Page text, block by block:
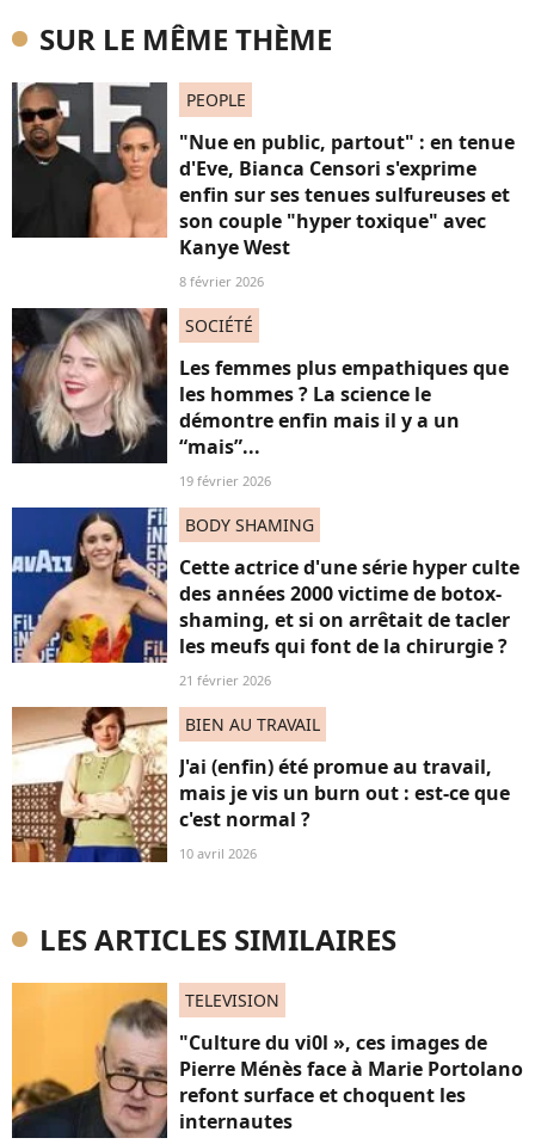
SUR LE MÊME THÈME
PEOPLE
"Nue en public, partout" : en tenue
d'Eve, Bianca Censori s'exprime
enfin sur ses tenues sulfureuses et
son couple "hyper toxique" avec
Kanye West
8 février 2026
SOCIÉTÉ
Les femmes plus empathiques que
les hommes ? La science le
démontre enfin mais il y a un
“mais”...
19 février 2026
BODY SHAMING
Cette actrice d'une série hyper culte
des années 2000 victime de botox-
shaming, et si on arrêtait de tacler
les meufs qui font de la chirurgie ?
21 février 2026
BIEN AU TRAVAIL
J'ai (enfin) été promue au travail,
mais je vis un burn out : est-ce que
c'est normal ?
10 avril 2026
LES ARTICLES SIMILAIRES
TELEVISION
"Culture du vi0l », ces images de
Pierre Ménès face à Marie Portolano
refont surface et choquent les
internautes